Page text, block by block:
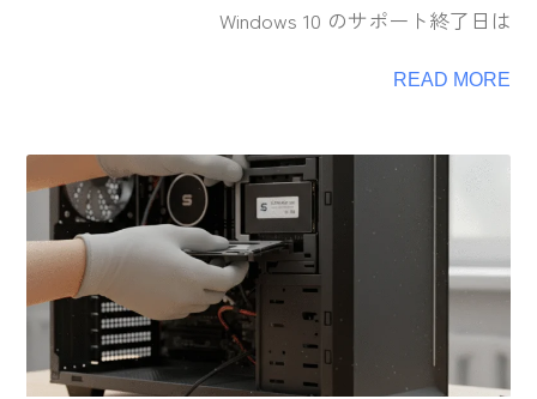
Windows 10 のサポート終了日は
READ MORE